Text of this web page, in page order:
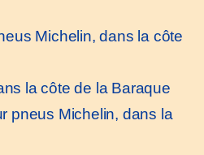
Michelin, dans la côte
la côte de la Baraque
pneus Michelin, dans la